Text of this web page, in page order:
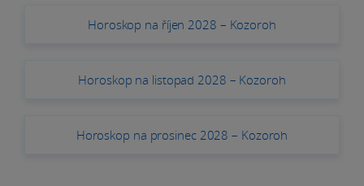
Horoskop na říjen 2028 – Kozoroh
Horoskop na listopad 2028 – Kozoroh
Horoskop na prosinec 2028 – Kozoroh